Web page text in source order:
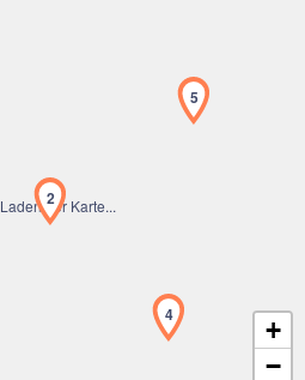
Laden der Karte...
2
4
5
+
−